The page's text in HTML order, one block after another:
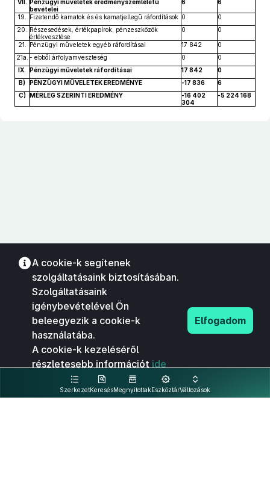
VII. Pénzügyi műveletek eredményszemléletű
bevételei
6 6
19. Fizetendő kamatok és és kamatjellegű ráfordítások 0
0
20.
Részesedések, értékpapírok, pénzeszközök
értékvesztése
0 0
21. Pénzügyi műveletek egyéb ráfordításai 17 842
0
21a. - ebből árfolyamveszteség 0
0
IX. Pénzügyi műveletek ráfordításai 17 842
0
B) PÉNZÜGYI MŰVELETEK EREDMÉNYE -17 836
6
C) MÉRLEG SZERINTI EREDMÉNY
-16 402
304
-5 224 168
SzerkezetKeresésMegnyitottakEszköztárVáltozások
A cookie-k segítenek
szolgáltatásaink biztosításában.
Szolgáltatásaink
igénybevételével Ön
beleegyezik a cookie-k
használatába.
A cookie-k kezeléséről
részletesebb információt ide
kattintva olvashat.
Elfogadom